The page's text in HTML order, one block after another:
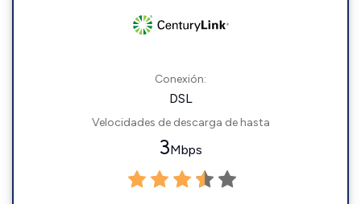
Conexión:
DSL
Velocidades de descarga de hasta
3Mbps